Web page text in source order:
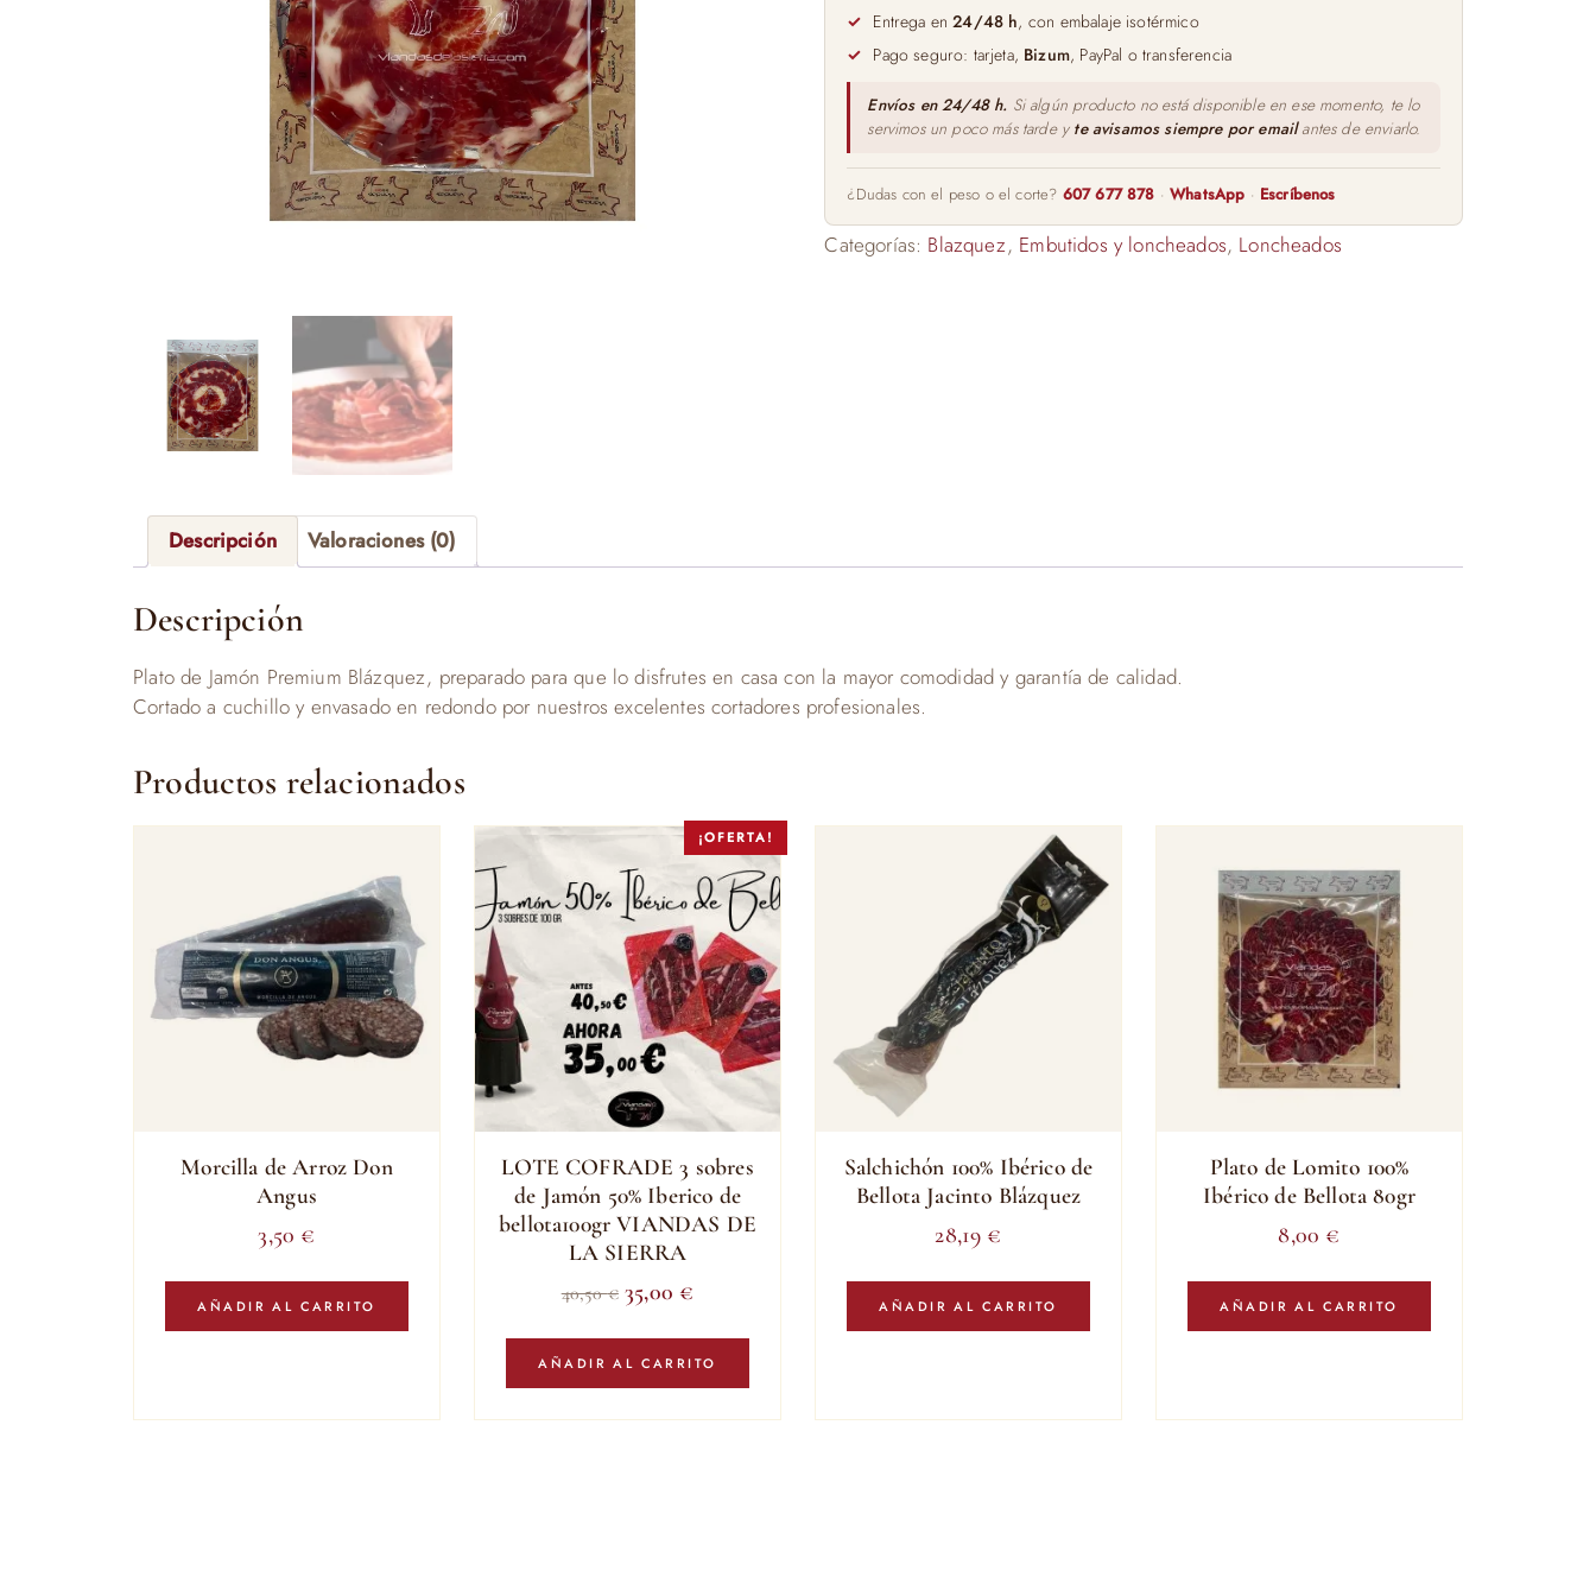
100gr
cantidad
Entrega en24/48 h, con embalaje isotérmico
Pago seguro: tarjeta, Bizum, PayPal o transferencia
Envíos en 24/48 h. Si algún producto no está disponible en ese momento, te lo
servimos un poco más tarde y te avisamos siempre por emailantes de enviarlo.
¿Dudas con el peso o el corte? 607 677 878 ·WhatsApp · Escríbenos
Categorías: Blazquez, Embutidos y loncheados, Loncheados
Descripción Valoraciones (0)
Descripción
Plato de Jamón Premium Blázquez, preparado para que lo disfrutes en casa con la mayor comodidad y garantía de calidad.
Cortado a cuchillo y envasado en redondo por nuestros excelentes cortadores profesionales.
Productos relacionados
Morcilla de Arroz Don
Angus
3,50 €
AÑADIR AL CARRITO
¡OFERTA!
LOTE COFRADE 3 sobres
de Jamón 50% Iberico de
bellota100gr VIANDAS DE
LA SIERRA
40,50€ El
original
35,00 €
actual
AÑADIR AL CARRITO
Salchichón 100% Ibérico de
Bellota Jacinto Blázquez
28,19 €
AÑADIR AL CARRITO
Plato de Lomito 100%
Ibérico de Bellota 80gr
8,00 €
AÑADIR AL CARRITO